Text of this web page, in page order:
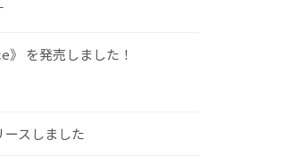
》 を発売しました！
スしました